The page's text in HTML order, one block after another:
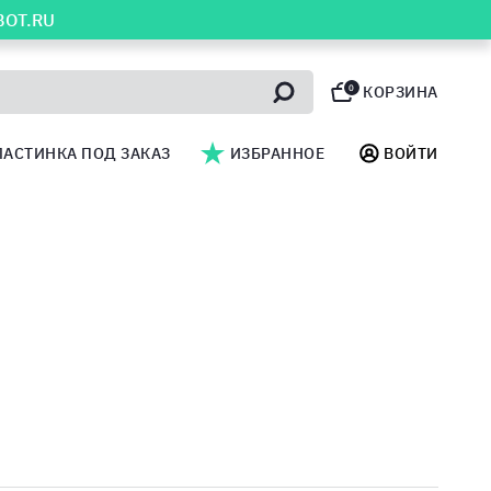
0 КОРЗИНА
ВОЙТИ
ПОД ЗАКАЗ ИЗБРАННОЕ